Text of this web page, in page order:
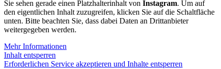
Sie sehen gerade einen Platzhalterinhalt von Instagram. Um auf
den eigentlichen Inhalt zuzugreifen, klicken Sie auf die Schaltfläche
unten. Bitte beachten Sie, dass dabei Daten an Drittanbieter
weitergegeben werden.
Mehr Informationen
Inhalt entsperren
Erforderlichen Service akzeptieren und Inhalte entsperren